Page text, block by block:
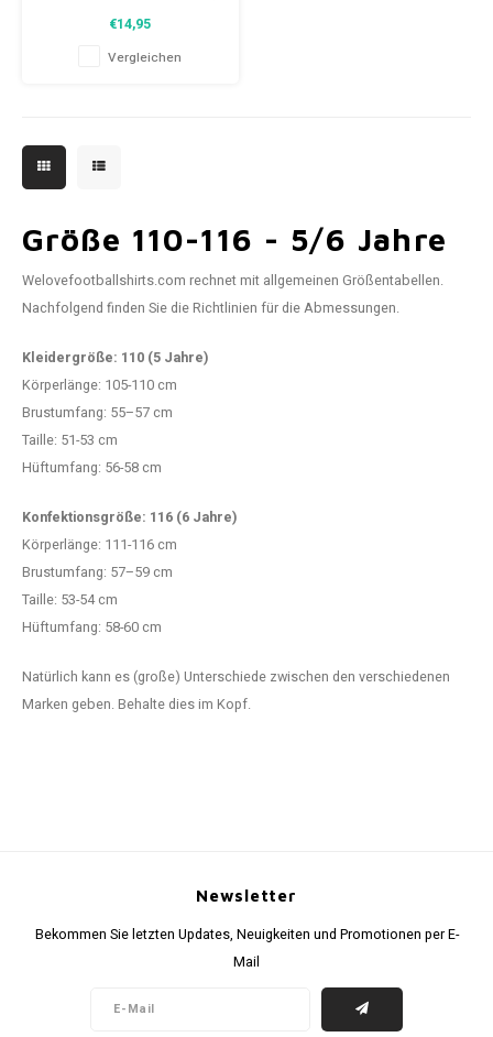
€14,95
Vergleichen
Größe 110-116 - 5/6 Jahre
Welovefootballshirts.com rechnet mit allgemeinen Größentabellen.
Nachfolgend finden Sie die Richtlinien für die Abmessungen.
Kleidergröße: 110 (5 Jahre)
Körperlänge: 105-110 cm
Brustumfang: 55–57 cm
Taille: 51-53 cm
Hüftumfang: 56-58 cm
Konfektionsgröße: 116 (6 Jahre)
Körperlänge: 111-116 cm
Brustumfang: 57–59 cm
Taille: 53-54 cm
Hüftumfang: 58-60 cm
Natürlich kann es (große) Unterschiede zwischen den verschiedenen
Marken geben. Behalte dies im Kopf.
Newsletter
Bekommen Sie letzten Updates, Neuigkeiten und Promotionen per E-
Mail